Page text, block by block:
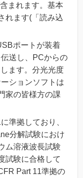
まれます。基本
れます(「読み込
ポートが装着
送し、PCからの
ます。分光光度
ションソフトは
家の皆様方の課
準拠しており、
分解試験におけ
ム溶液波長試験
試験に合格して
Part 11準拠の